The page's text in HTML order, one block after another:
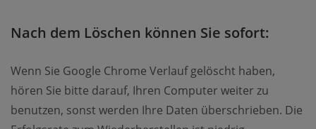
Nach dem Löschen können Sie sofort:
Wenn Sie Google Chrome Verlauf gelöscht haben,
hören Sie bitte darauf, Ihren Computer weiter zu
benutzen, sonst werden Ihre Daten überschrieben. Die